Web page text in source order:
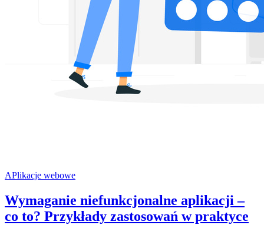
APlikacje webowe
Wymaganie niefunkcjonalne aplikacji –
co to? Przykłady zastosowań w praktyce